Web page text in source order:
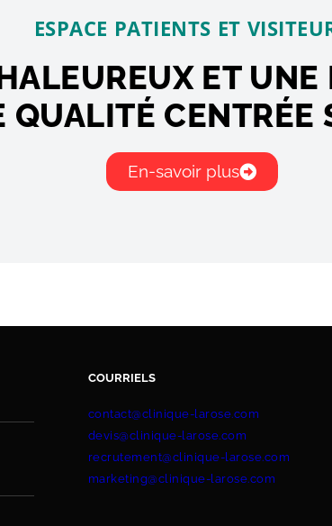
ESPACE PATIENTS ET
ET UNE
QUALITÉ CENTRÉE
En-savoir plus
COURRIELS
contact@clinique-larose.com
devis@clinique-larose.com
recrutement@clinique-larose.com
marketing@clinique-larose.com